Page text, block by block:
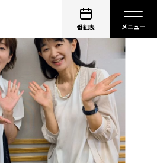
番組表